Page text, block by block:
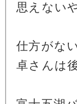
思えない
仕方がな
卓さんは